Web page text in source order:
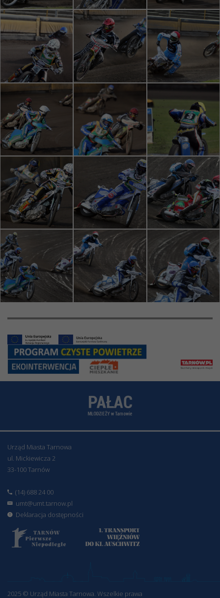
Urząd Miasta Tarnowa
ul. Mickiewicza 2
33-100 Tarnów
(14) 688 24 00
umt@umt.tarnow.pl
Deklaracja dostępności
2025 © Urząd Miasta Tarnowa. Wszelkie prawa